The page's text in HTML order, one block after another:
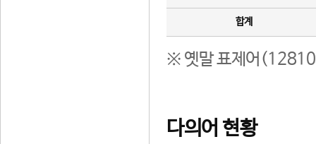
합계
※ 옛말 표제어(12810
다의어 현황